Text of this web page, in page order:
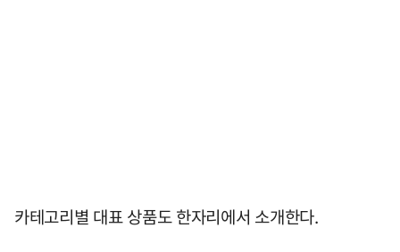
카테고리별 대표 상품도 한자리에서 소개한다.